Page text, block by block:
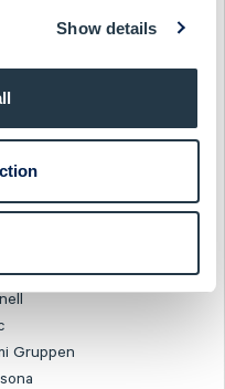
Show details
Medical
Gruppen